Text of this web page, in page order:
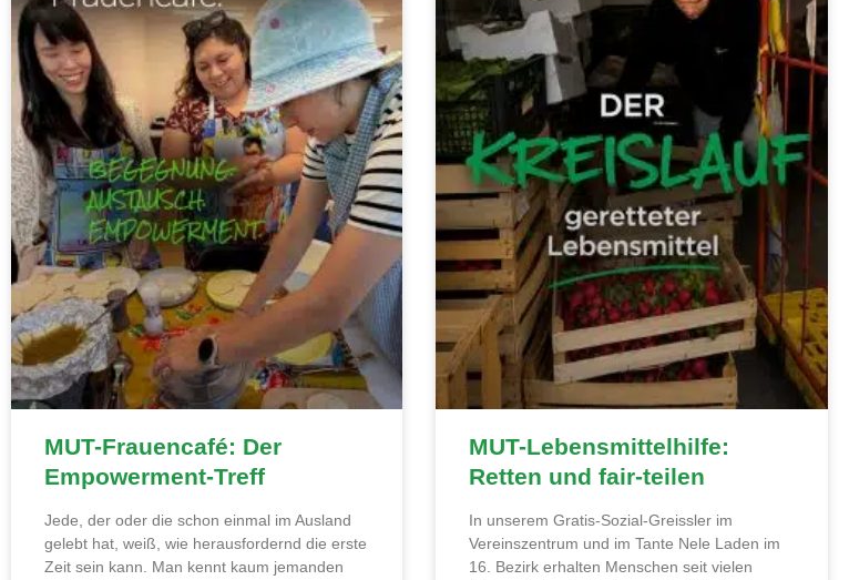
MUT-Frauencafé: Der
Empowerment-Treff
Jede, der oder die schon einmal im Ausland
gelebt hat, weiß, wie herausfordernd die erste
Zeit sein kann. Man kennt kaum jemanden
MUT-Lebensmittelhilfe:
Retten und fair-teilen
In unserem Gratis-Sozial-Greissler im
Vereinszentrum und im Tante Nele Laden im
16. Bezirk erhalten Menschen seit vielen